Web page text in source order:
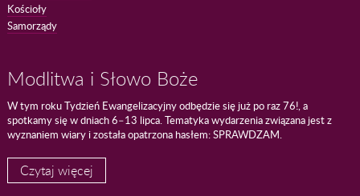
Kościoły
Samorządy
Modlitwa i Słowo Boże
W tym roku Tydzień Ewangelizacyjny odbędzie się już po raz 76!, a
spotkamy się w dniach 6–13 lipca. Tematyka wydarzenia związana jest z
wyznaniem wiary i została opatrzona hasłem: SPRAWDZAM.
Czytaj więcej